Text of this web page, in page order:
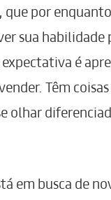
por
sua habilidade
é
Têm
olhar
em busca de